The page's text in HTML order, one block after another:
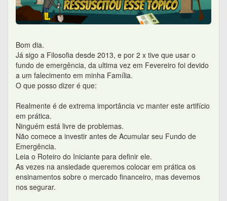
Bom dia.
Já sigo a Filosofia desde 2013, e por 2 x tive que usar o
fundo de emergência, da ultima vez em Fevereiro foi devido
a um falecimento em minha Família.
O que posso dizer é que:
Realmente é de extrema importância vc manter este artifício
em prática.
Ninguém está livre de problemas.
Não comece a investir antes de Acumular seu Fundo de
Emergência.
Leia o Roteiro do Iniciante para definir ele.
As vezes na ansiedade queremos colocar em prática os
ensinamentos sobre o mercado financeiro, mas devemos
nos segurar.